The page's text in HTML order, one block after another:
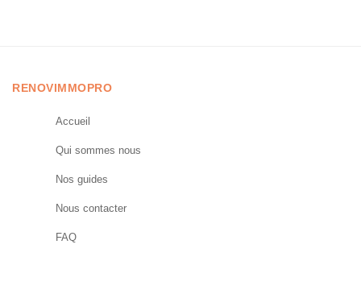
RENOVIMMOPRO
Accueil
Qui sommes nous
Nos guides
Nous contacter
FAQ